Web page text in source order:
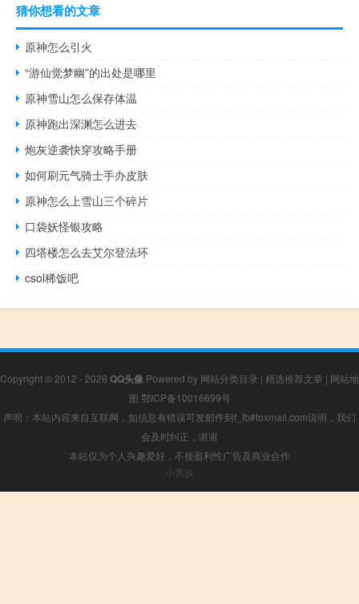
猜你想看的文章
原神怎么引火
“游仙觉梦幽”的出处是哪里
原神雪山怎么保存体温
原神跑出深渊怎么进去
炮灰逆袭快穿攻略手册
如何刷元气骑士手办皮肤
原神怎么上雪山三个碎片
口袋妖怪银攻略
四塔楼怎么去艾尔登法环
csol稀饭吧
Copyright © 2012 - 2026 QQ头像 Powered by 网站分类目录 | 精选推荐文章 | 网站地
图 鄂ICP备10016699号
声明：本站内容来自互联网，如信息有错误可发邮件到f_fb#foxmail.com说明，我们
会及时纠正，谢谢
本站仅为个人兴趣爱好，不接盈利性广告及商业合作
小男孩